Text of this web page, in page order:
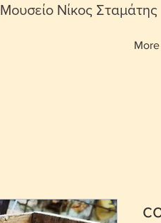
More
Μουσείο Νίκος Σταμάτης